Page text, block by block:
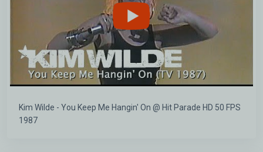
Kim Wilde - You Keep Me Hangin' On @ Hit Parade HD 50 FPS
1987